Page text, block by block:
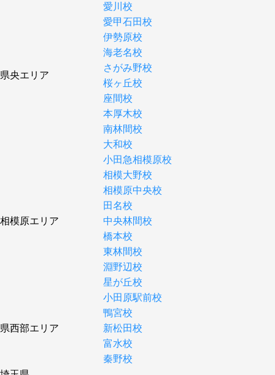
県央エリア
愛川校
愛甲石田校
伊勢原校
海老名校
さがみ野校
桜ヶ丘校
座間校
本厚木校
南林間校
大和校
相模原エリア
小田急相模原校
相模大野校
相模原中央校
田名校
中央林間校
橋本校
東林間校
淵野辺校
星が丘校
県西部エリア
小田原駅前校
鴨宮校
新松田校
富水校
秦野校